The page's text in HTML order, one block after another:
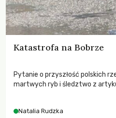
Katastrofa na Bobrze
Pytanie o przyszłość polskich
martwych ryb i śledztwo z
zdarzeń prowadzących do
Natalia Rudzka